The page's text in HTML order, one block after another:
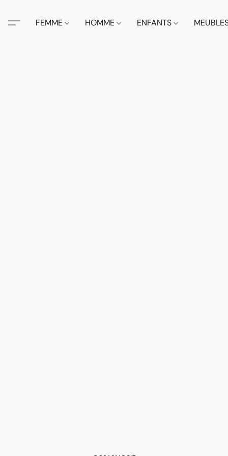
FEMME HOMME ENFANTS